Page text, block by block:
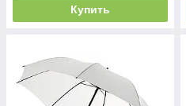
Купить